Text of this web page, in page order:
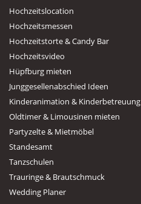
Hochzeitslocation
Hochzeitsmessen
Hochzeitstorte & Candy Bar
Hochzeitsvideo
Hüpfburg mieten
Junggesellenabschied Ideen
Kinderanimation & Kinderbetreuung
Oldtimer & Limousinen mieten
Partyzelte & Mietmöbel
Standesamt
Tanzschulen
Trauringe & Brautschmuck
Wedding Planer